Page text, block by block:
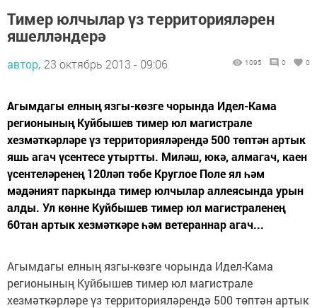
Тимер юлчылар үз территорияләрен
яшелләндерә
автор, 23 октябрь 2013 - 09:06 1095 0 0
Агымдагы елның язгы-көзге чорында Идел-Кама
регионының Куйбышев тимер юл магистрале
хезмәткәрләре үз территорияләрендә 500 төптән артык
яшь агач үсентесе утыртты. Миләш, юкә, алмагач, каен
үсентеләренең 120ләп төбе Круглое Поле ял һәм
мәдәният паркында тимер юлчылар аллеясында урын
алды. Ул көнне Куйбышев тимер юл магистраленең
60тан артык хезмәткәре һәм ветераннар агач...
Агымдагы елның язгы-көзге чорында Идел-Кама
регионының Куйбышев тимер юл магистрале
хезмәткәрләре үз территорияләрендә 500 төптән артык